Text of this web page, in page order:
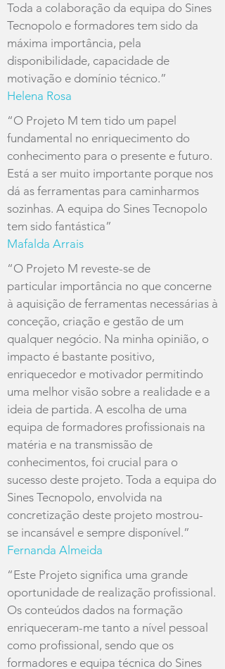
Toda a colaboração da equipa do Sines
Tecnopolo e formadores tem sido da
máxima importância, pela
disponibilidade, capacidade de
motivação e domínio técnico.”
Helena Rosa
“O Projeto M tem tido um papel
fundamental no enriquecimento do
conhecimento para o presente e futuro.
Está a ser muito importante porque nos
dá as ferramentas para caminharmos
sozinhas. A equipa do Sines Tecnopolo
tem sido fantástica”
Mafalda Arrais
“O Projeto M reveste-se de
particular importância no que concerne
à aquisição de ferramentas necessárias à
conceção, criação e gestão de um
qualquer negócio. Na minha opinião, o
impacto é bastante positivo,
enriquecedor e motivador permitindo
uma melhor visão sobre a realidade e a
ideia de partida. A escolha de uma
equipa de formadores profissionais na
matéria e na transmissão de
conhecimentos, foi crucial para o
sucesso deste projeto. Toda a equipa do
Sines Tecnopolo, envolvida na
concretização deste projeto mostrou-
se incansável e sempre disponível.”
Fernanda Almeida
“Este Projeto significa uma grande
oportunidade de realização profissional.
Os conteúdos dados na formação
enriqueceram-me tanto a nível pessoal
como profissional, sendo que os
formadores e equipa técnica do Sines